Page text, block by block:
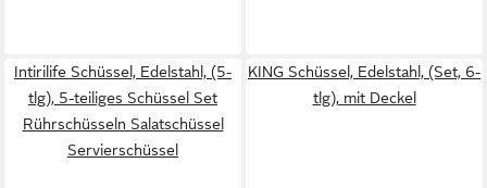
Intirilife Schüssel, Edelstahl, (5-
tlg), 5-teiliges Schüssel Set
Rührschüsseln Salatschüssel
Servierschüssel
KING Schüssel, Edelstahl, (Set, 6-
tlg), mit Deckel